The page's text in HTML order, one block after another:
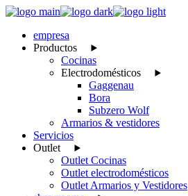
Skip
content
empresa
Productos
Cocinas
Electrodomésticos
Gaggenau
Bora
Subzero Wolf
Armarios & vestidores
Servicios
Outlet
Outlet Cocinas
Outlet electrodomésticos
Outlet Armarios y Vestidores